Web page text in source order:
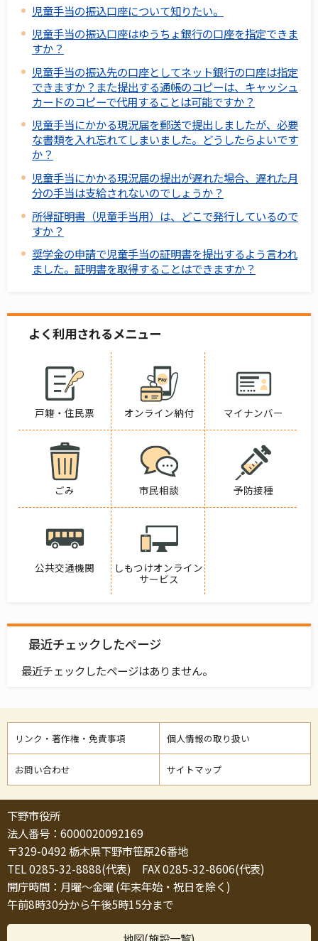
児童手当の振込口座について知りたい。
児童手当の振込口座はゆうちょ銀行の口座を指定できま
すか？
児童手当の振込先の口座としてネット銀行の口座は指定
できますか？また提出する通帳のコピーは、キャッシュ
カードのコピーで代用することは可能ですか？
児童手当にかかる現況届を郵送で提出しましたが、必要
な書類を入れ忘れてしまいました。どうしたらよいです
か？
児童手当にかかる現況届の提出が遅れた場合、遅れた月
分の手当は支給されないのでしょうか？
所得証明書（児童手当用）は、どこで発行しているので
すか？
奨学金の申請で児童手当の証明書を提出するよう言われ
ました。証明書を取得することはできますか？
よく利用されるメニュー
戸籍・住民票 オンライン納付 マイナンバー
ごみ 市民相談 予防接種
公共交通機関
しもつけオンライン
サービス
最近チェックしたページ
最近チェックしたページはありません。
リンク・著作権・免責事項 個人情報の取り扱い
お問い合わせ サイトマップ
下野市役所
法人番号：6000020092169
〒329-0492 栃木県下野市笹原26番地
TEL 0285-32-8888(代表) FAX 0285-32-8606(代表)
開庁時間：月曜～金曜 (年末年始・祝日を除く)
午前8時30分から午後5時15分まで